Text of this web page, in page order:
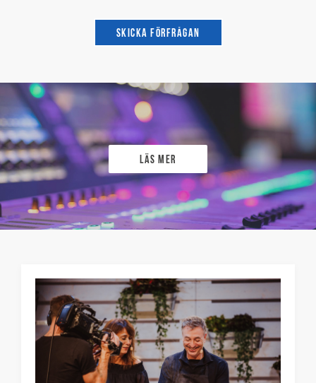
Skicka förfrågan
Läs mer